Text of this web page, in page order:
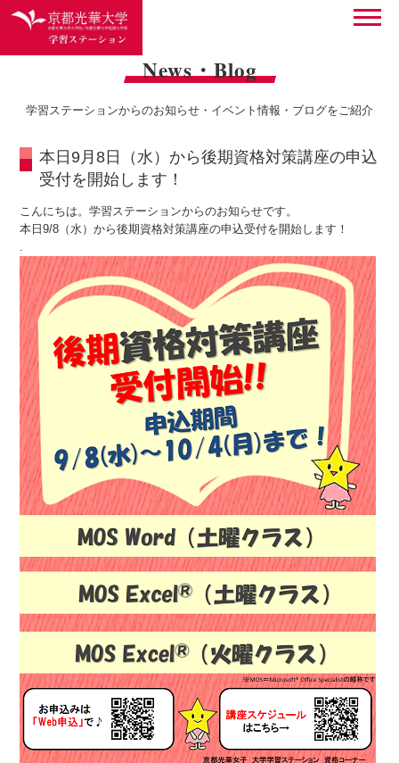
News・Blog
学習ステーションからのお知らせ・イベント情報・ブログをご紹介
本日9月8日（水）から後期資格対策講座の申込
受付を開始します！
こんにちは。学習ステーションからのお知らせです。
本日9/8（水）から後期資格対策講座の申込受付を開始します！
.